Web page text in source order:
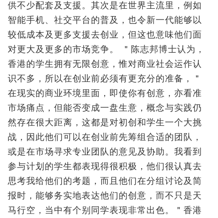
供不少配套及支援。其次是在世界主流里，例如
智能手机、社交平台的普及，也令新一代能够以
较低成本及更多支援去创业，但这也意味他们面
对更大及更多的市场竞争。 ＂陈志邦博士认为，
香港的学生拥有无限创意，惟对商业社会运作认
识不多，所以在创业前必须有更充分的准备，＂
在现实的商业环境里面，即使你有创意，亦看准
市场痛点，但能否变成一盘生意，概念与实践仍
然存在很大距离，这都是对初创和学生一个大挑
战，因此他们可以在创业前先筹组合适的团队，
或是在市场寻求专业团队的意见及协助。我看到
参与计划的学生都表现得很积极，他们很认真去
思考我给他们的考题，而且他们在分组讨论及简
报时，能够务实地表达他们的创意，而不只是天
马行空，当中有个别同学表现非常出色。＂香港